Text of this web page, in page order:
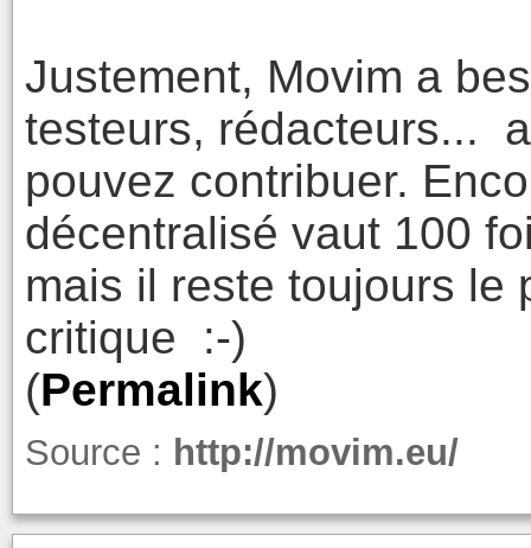
Justement, Movim a
testeurs, rédacteurs...
pouvez contribuer.
décentralisé vaut 100
mais il reste toujours le
critique :-)
(Permalink)
Source : http://movim.eu/